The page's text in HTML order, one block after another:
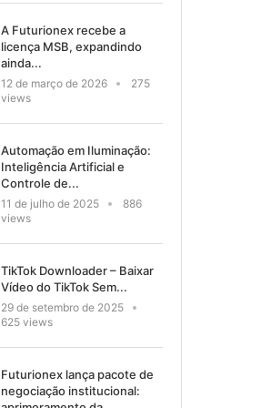
A Futurionex recebe a
licença MSB, expandindo
ainda...
12 de março de 2026
275
views
Automação em Iluminação:
Inteligência Artificial e
Controle de...
11 de julho de 2025
886
views
TikTok Downloader – Baixar
Vídeo do TikTok Sem...
29 de setembro de 2025
625 views
Futurionex lança pacote de
negociação institucional: